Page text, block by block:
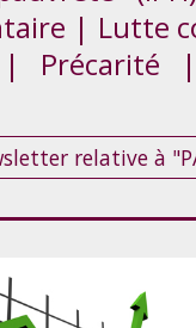
| Lutte
|